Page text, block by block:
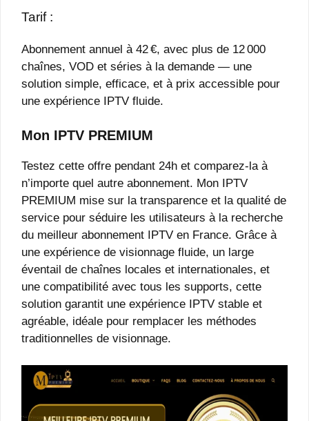
Tarif :
Abonnement annuel à 42 €, avec plus de 12 000
chaînes, VOD et séries à la demande — une
solution simple, efficace, et à prix accessible pour
une expérience IPTV fluide.
Mon IPTV PREMIUM
Testez cette offre pendant 24h et comparez-la à
n’importe quel autre abonnement. Mon IPTV
PREMIUM mise sur la transparence et la qualité de
service pour séduire les utilisateurs à la recherche
du meilleur abonnement IPTV en France. Grâce à
une expérience de visionnage fluide, un large
éventail de chaînes locales et internationales, et
une compatibilité avec tous les supports, cette
solution garantit une expérience IPTV stable et
agréable, idéale pour remplacer les méthodes
traditionnelles de visionnage.